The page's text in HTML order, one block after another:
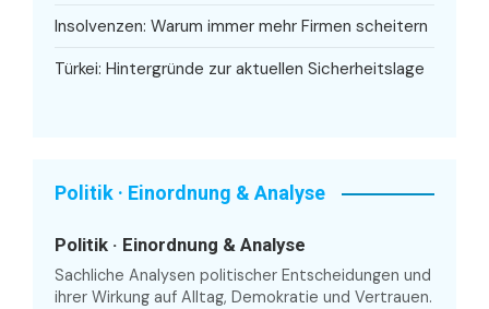
Insolvenzen: Warum immer mehr Firmen scheitern
Türkei: Hintergründe zur aktuellen Sicherheitslage
Politik · Einordnung & Analyse
Politik · Einordnung & Analyse
Sachliche Analysen politischer Entscheidungen und
ihrer Wirkung auf Alltag, Demokratie und Vertrauen.